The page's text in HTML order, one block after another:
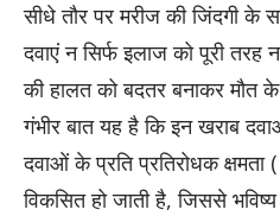
सीधे तौर पर मरीज की जिंदगी
दवाएं न सिर्फ इलाज को पूरी तरह
की हालत को बदतर बनाकर
गंभीर बात यह है कि इन खराब
दवाओं के प्रति प्रतिरोधक
विकसित हो जाती है, जिससे